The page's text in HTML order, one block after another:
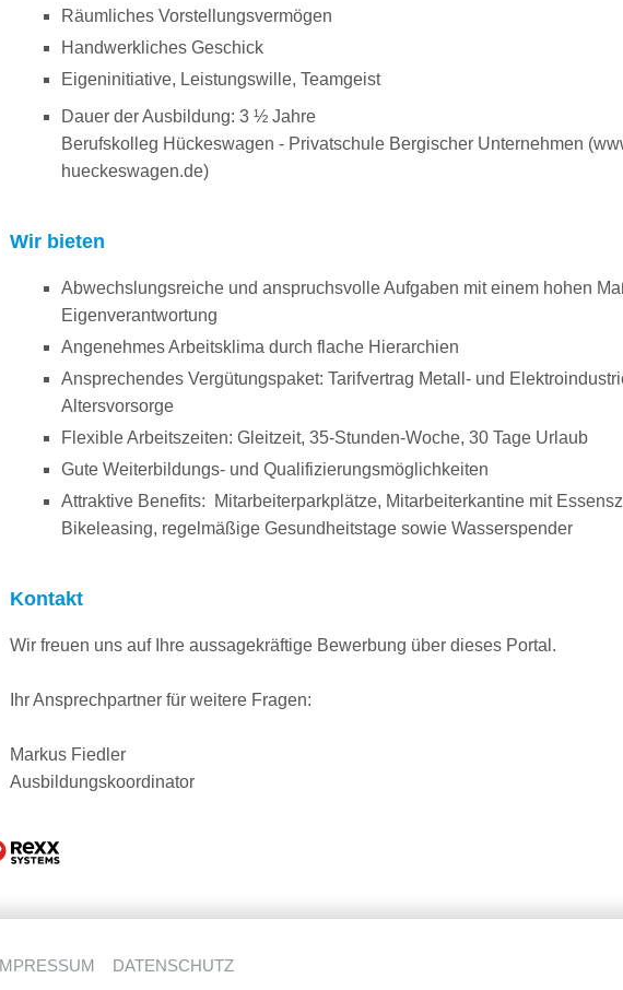
Räumliches Vorstellungsvermögen
Handwerkliches Geschick
Eigeninitiative, Leistungswille, Teamgeist
Dauer der Ausbildung: 3 ½ Jahre
Berufskolleg Hückeswagen - Privatschule Bergischer Unternehmen
hueckeswagen.de)
Wir bieten
Abwechslungsreiche und anspruchsvolle Aufgaben mit einem hohen
Eigenverantwortung
Angenehmes Arbeitsklima durch flache Hierarchien
Ansprechendes Vergütungspaket: Tarifvertrag Metall- und
Altersvorsorge
Flexible Arbeitszeiten: Gleitzeit, 35-Stunden-Woche, 30 Tage Urlaub
Gute Weiterbildungs- und Qualifizierungsmöglichkeiten
Attraktive Benefits: Mitarbeiterparkplätze, Mitarbeiterkantine mit
Bikeleasing, regelmäßige Gesundheitstage sowie Wasserspender
Kontakt
Wir freuen uns auf Ihre aussagekräftige Bewerbung über dieses Portal.
Ihr Ansprechpartner für weitere Fragen:
Markus Fiedler
Ausbildungskoordinator
IMPRESSUM DATENSCHUTZ